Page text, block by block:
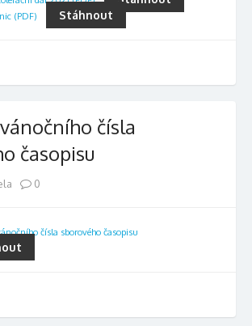
(PDF) Stáhnout
čísla
časopisu
0
čísla sborového časopisu